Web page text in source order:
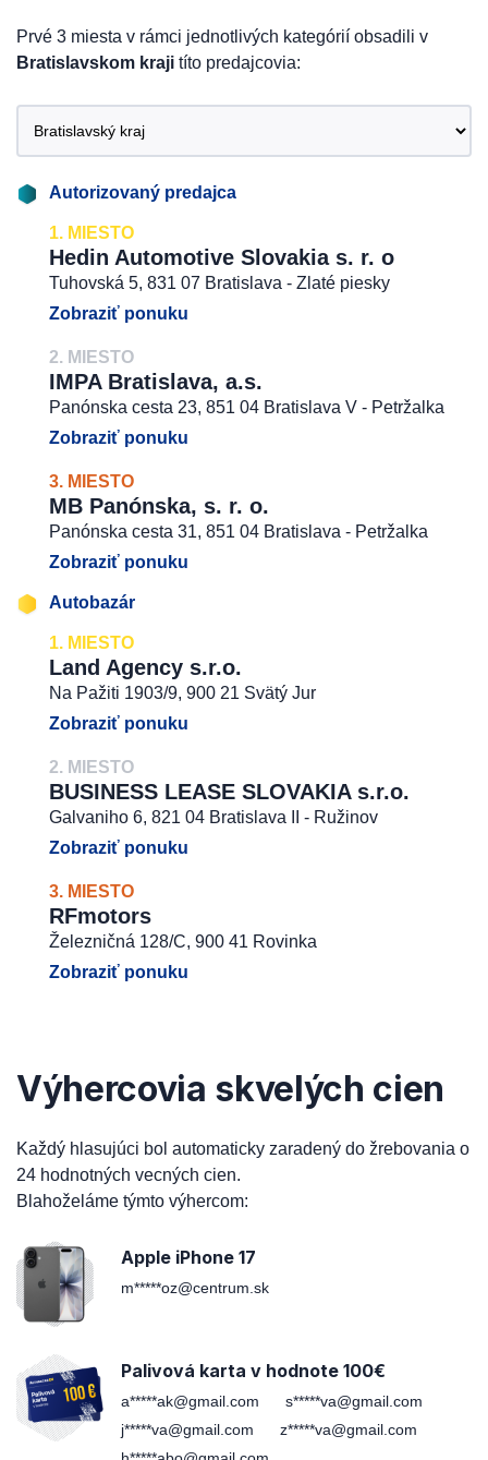
Prvé 3 miesta v rámci jednotlivých kategórií obsadili v
Bratislavskom kraji títo predajcovia:
Autorizovaný predajca
1. MIESTO
Hedin Automotive Slovakia s. r. o
Tuhovská 5, 831 07 Bratislava - Zlaté piesky
Zobraziť ponuku
2. MIESTO
IMPA Bratislava, a.s.
Panónska cesta 23, 851 04 Bratislava V - Petržalka
Zobraziť ponuku
3. MIESTO
MB Panónska, s. r. o.
Panónska cesta 31, 851 04 Bratislava - Petržalka
Zobraziť ponuku
Autobazár
1. MIESTO
Land Agency s.r.o.
Na Pažiti 1903/9, 900 21 Svätý Jur
Zobraziť ponuku
2. MIESTO
BUSINESS LEASE SLOVAKIA s.r.o.
Galvaniho 6, 821 04 Bratislava II - Ružinov
Zobraziť ponuku
3. MIESTO
RFmotors
Železničná 128/C, 900 41 Rovinka
Zobraziť ponuku
Výhercovia skvelých cien
Každý hlasujúci bol automaticky zaradený do žrebovania o
24 hodnotných vecných cien.
Blahoželáme týmto výhercom:
Apple iPhone 17
m*****oz@centrum.sk
Palivová karta v hodnote 100€
a*****ak@gmail.com
s*****va@gmail.com
j*****va@gmail.com
z*****va@gmail.com